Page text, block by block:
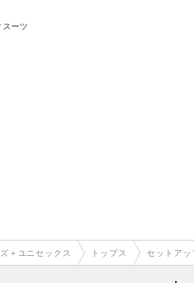
ーツ
＋ユニセックス トップス セットアッ